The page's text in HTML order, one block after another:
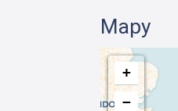
Mapy
+
−